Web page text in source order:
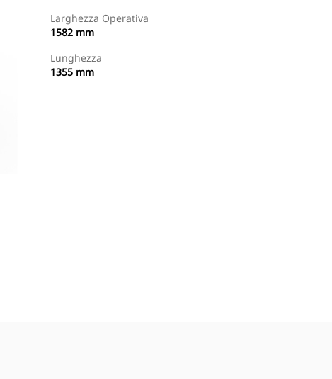
Larghezza Operativa
1582 mm
Lunghezza
1355 mm